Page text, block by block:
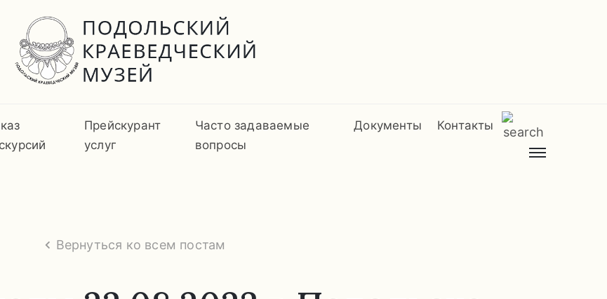
Прейскурант
услуг
Часто задаваемые
вопросы
Документы Контакты
Вернуться ко всем постам